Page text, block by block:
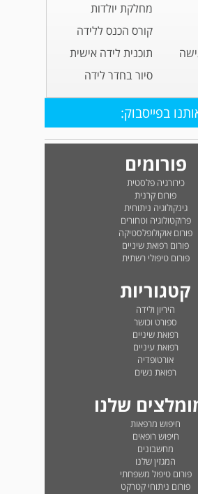
מחלקת יולדות
קורס הכנס ללידה
תוכנית לידה אישית
סיור בחדר לידה
בפייסבוק:
פורומים
כירורגיה פלסטית
פורום קרנית
גינקולוגיה ניתוחית
פרוקטולוגיה וטחורים
פורום אוקולופלסטיקה
פורום רפואת שיניים
פורום טיפולי רשתית
קטגוריות
היריון ולידה
ספורט וכושר
רפואת שיניים
רפואת עיניים
אורטופדיה
רפואת נשים
שלנו
חיפוש מרפאות
חיפוש רופאים
מחשבונים
המגזין שלנו
פורום טיפול משפחתי
פורום ניתוחי קטרקט